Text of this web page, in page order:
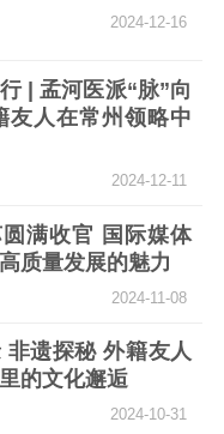
成果集萃
新闻发布
2024-12-16
| 孟河医派“脉”向
友人在常州领略中
2024-12-11
满收官 国际媒体
质量发展的魅力
2024-11-08
非遗探秘 外籍友人
的文化邂逅
2024-10-31